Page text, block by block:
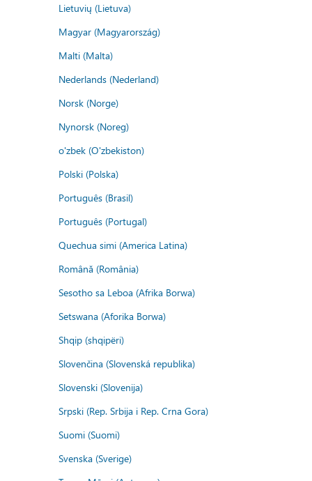
Lietuvių (Lietuva)
Magyar (Magyarország)
Malti (Malta)
Nederlands (Nederland)
Norsk (Norge)
Nynorsk (Noreg)
o'zbek (O'zbekiston)
Polski (Polska)
Português (Brasil)
Português (Portugal)
Quechua simi (America Latina)
Română (România)
Sesotho sa Leboa (Afrika Borwa)
Setswana (Aforika Borwa)
Shqip (shqipëri)
Slovenčina (Slovenská republika)
Slovenski (Slovenija)
Srpski (Rep. Srbija i Rep. Crna Gora)
Suomi (Suomi)
Svenska (Sverige)